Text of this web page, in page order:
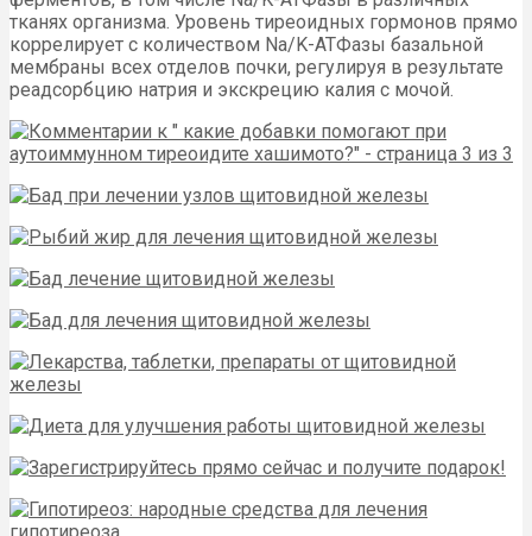
тканях организма. Уровень тиреоидных гормонов прямо
коррелирует с количеством Na/K-АТФазы базальной
мембраны всех отделов почки, регулируя в результате
реадсорбцию натрия и экскрецию калия с мочой.